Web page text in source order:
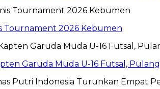
Tournament 2026 Kebumen
Garuda Muda U-16 Futsal,